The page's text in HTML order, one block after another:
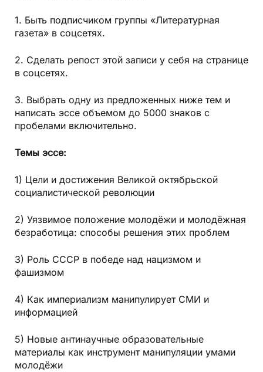
1. Быть подписчиком группы «Литературная
газета» в соцсетях.
2. Сделать репост этой записи у себя на странице
в соцсетях.
3. Выбрать одну из предложенных ниже тем и
написать эссе объемом до 5000 знаков с
пробелами включительно.
Темы эссе:
1) Цели и достижения Великой октябрьской
социалистической революции
2) Уязвимое положение молодёжи и молодёжная
безработица: способы решения этих проблем
3) Роль СССР в победе над нацизмом и
фашизмом
4) Как империализм манипулирует СМИ и
информацией
5) Новые антинаучные образовательные
материалы как инструмент манипуляции умами
молодёжи